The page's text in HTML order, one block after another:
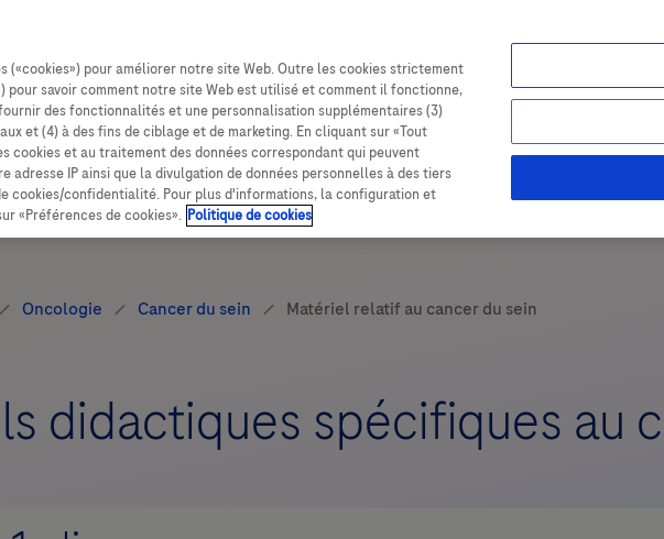
mit dem Fachportal
didactiques spécifiques au
(«cookies») pour améliorer notre site Web. Outre les cookies strictement
pour savoir comment notre site Web est utilisé et comment il fonctionne,
des fonctionnalités et une personnalisation supplémentaires (3)
et (4) à des fins de ciblage et de marketing. En cliquant sur «Tout
cookies et au traitement des données correspondant qui peuvent
IP ainsi que la divulgation de données personnelles à des tiers
cookies/confidentialité. Pour plus d'informations, la configuration et
«Préférences de cookies». Politique de cookies